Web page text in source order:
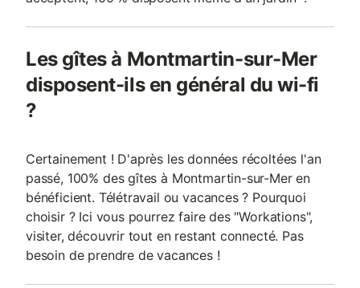
Les gîtes à Montmartin-sur-Mer
disposent-ils en général du wi-fi
?
Certainement ! D'après les données récoltées l'an
passé, 100% des gîtes à Montmartin-sur-Mer en
bénéficient. Télétravail ou vacances ? Pourquoi
choisir ? Ici vous pourrez faire des "Workations",
visiter, découvrir tout en restant connecté. Pas
besoin de prendre de vacances !